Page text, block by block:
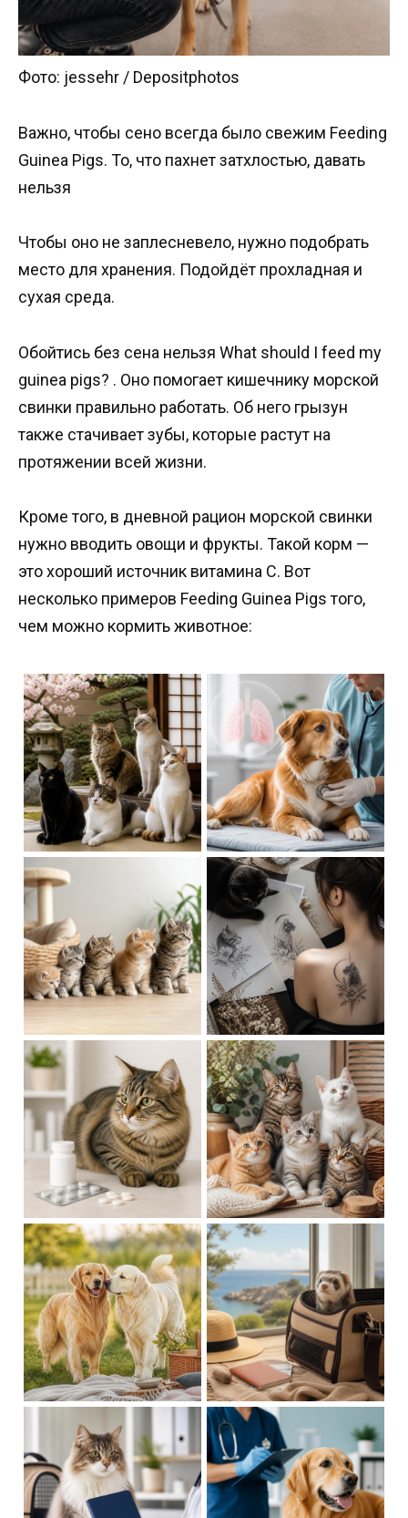
Фото: jessehr / Depositphotos
Важно, чтобы сено всегда было свежим Feeding
Guinea Pigs. То, что пахнет затхлостью, давать
нельзя
Чтобы оно не заплесневело, нужно подобрать
место для хранения. Подойдёт прохладная и
сухая среда.
Обойтись без сена нельзя What should I feed my
guinea pigs? . Оно помогает кишечнику морской
свинки правильно работать. Об него грызун
также стачивает зубы, которые растут на
протяжении всей жизни.
Кроме того, в дневной рацион морской свинки
нужно вводить овощи и фрукты. Такой корм —
это хороший источник витамина С. Вот
несколько примеров Feeding Guinea Pigs того,
чем можно кормить животное: